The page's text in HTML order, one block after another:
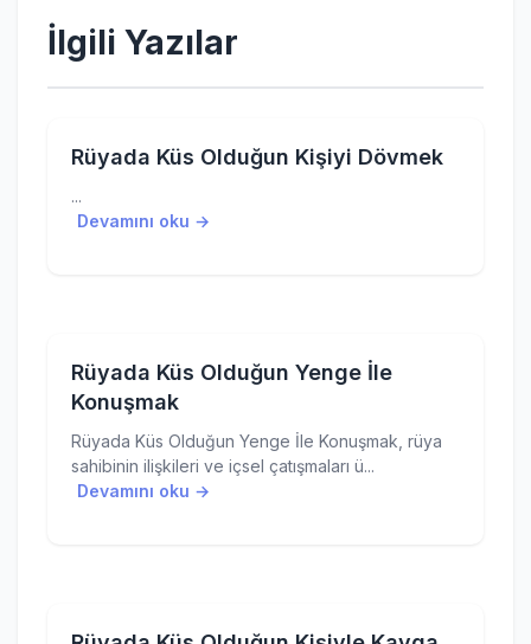
İlgili Yazılar
Rüyada Küs Olduğun Kişiyi Dövmek
...
Devamını oku →
Rüyada Küs Olduğun Yenge İle
Konuşmak
Rüyada Küs Olduğun Yenge İle Konuşmak, rüya
sahibinin ilişkileri ve içsel çatışmaları ü...
Devamını oku →